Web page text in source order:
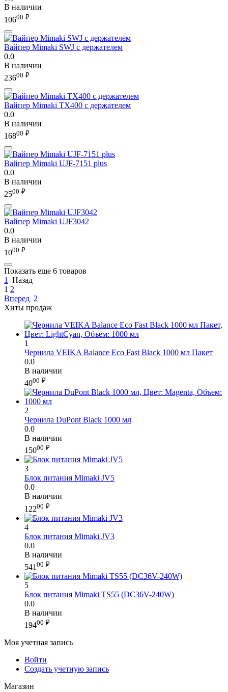
В наличии
10600 ₽
Вайпер Mimaki SWJ с держателем
0.0
В наличии
23600 ₽
Вайпер Mimaki TX400 с держателем
0.0
В наличии
16800 ₽
Вайпер Mimaki UJF-7151 plus
0.0
В наличии
2500 ₽
Вайпер Mimaki UJF3042
0.0
В наличии
1000 ₽
Показать еще 6 товаров
1
Назад
1 2
Вперед 2
Хиты продаж
1
Чернила VEIKA Balance Eco Fast Black 1000 мл Пакет
0.0
В наличии
4000 ₽
2
Чернила DuPont Black 1000 мл
0.0
В наличии
15000 ₽
3
Блок питания Mimaki JV5
0.0
В наличии
12200 ₽
4
Блок питания Mimaki JV3
0.0
В наличии
541 00 ₽
5
Блок питания Mimaki TS55 (DC36V-240W)
0.0
В наличии
19400 ₽
Моя учетная запись
Войти
Создать учетную запись
Магазин